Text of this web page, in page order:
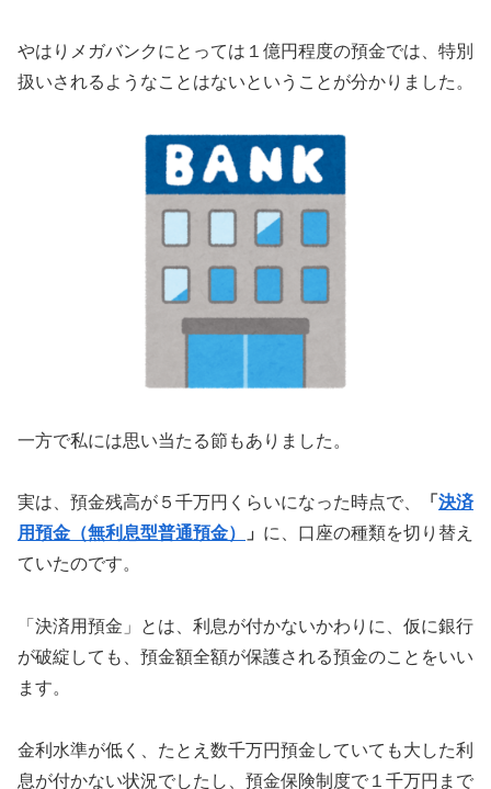
やはりメガバンクにとっては１億円程度の預金では、特別
扱いされるようなことはないということが分かりました。
一方で私には思い当たる節もありました。
実は、預金残高が５千万円くらいになった時点で、 「 決済
用預金（無利息型普通預金）
」 に、口座の種類を切り替え
ていたのです。
「決済用預金」とは、利息が付かないかわりに、仮に銀行
が破綻しても、預金額全額が保護される預金のことをいい
ます。
金利水準が低く、たとえ数千万円預金していても大した利
息が付かない状況でしたし、預金保険制度で１千万円まで